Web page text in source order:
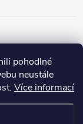
pohodlné
neustále
Více informací